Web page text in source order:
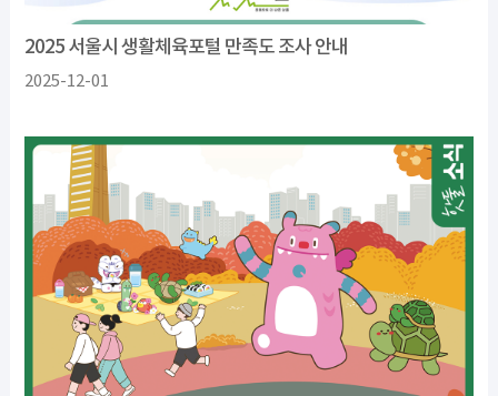
2025 서울시 생활체육포털 만족도 조사 안내
2025-12-01